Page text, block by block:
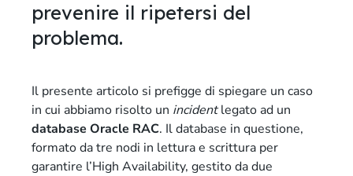
prevenire il ripetersi del
problema.
Il presente articolo si prefigge di spiegare un caso
in cui abbiamo risolto un incidentlegato ad un
database Oracle RAC. Il database in questione,
formato da tre nodi in lettura e scrittura per
garantire l’High Availability, gestito da due